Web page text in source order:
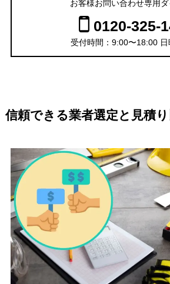
お客様お問い合わせ専用
0120-325-
受付時間：9:00〜18:00 日
信頼できる業者選定と見積